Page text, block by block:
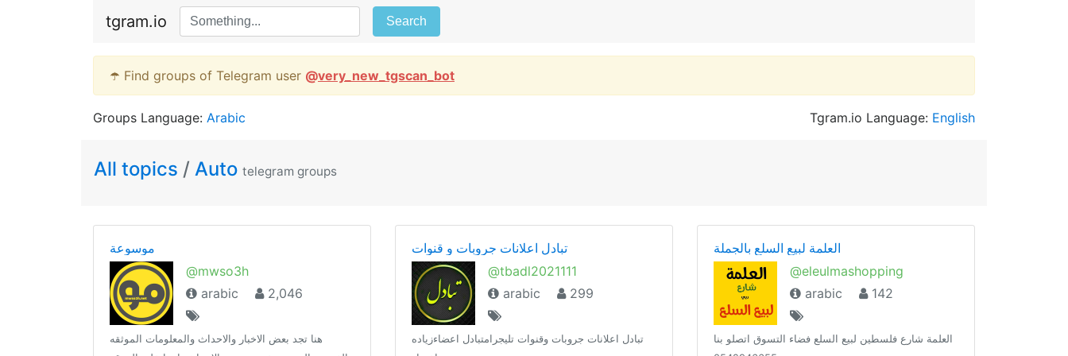
tgram.io Search
☂️ Find groups of Telegram user @very_new_tgscan_bot
Groups Language: Arabic Tgram.io Language: English
All topics / Auto telegram groups
موسوعة
@mwso3h
arabic
2,046
هنا تجد بعض الاخبار والاحداث والمعلومات الموثقه
تبادل اعلانات جروبات و قنوات
@tbadl2021111
arabic
299
تبادل اعلانات جروبات وقنوات تليجرامتبادل اعضاءزياده
العلمة لبيع السلع بالجملة
@eleulmashopping
arabic
142
العلمة شارع فلسطين لبيع السلع فضاء التسوق اتصلو بنا